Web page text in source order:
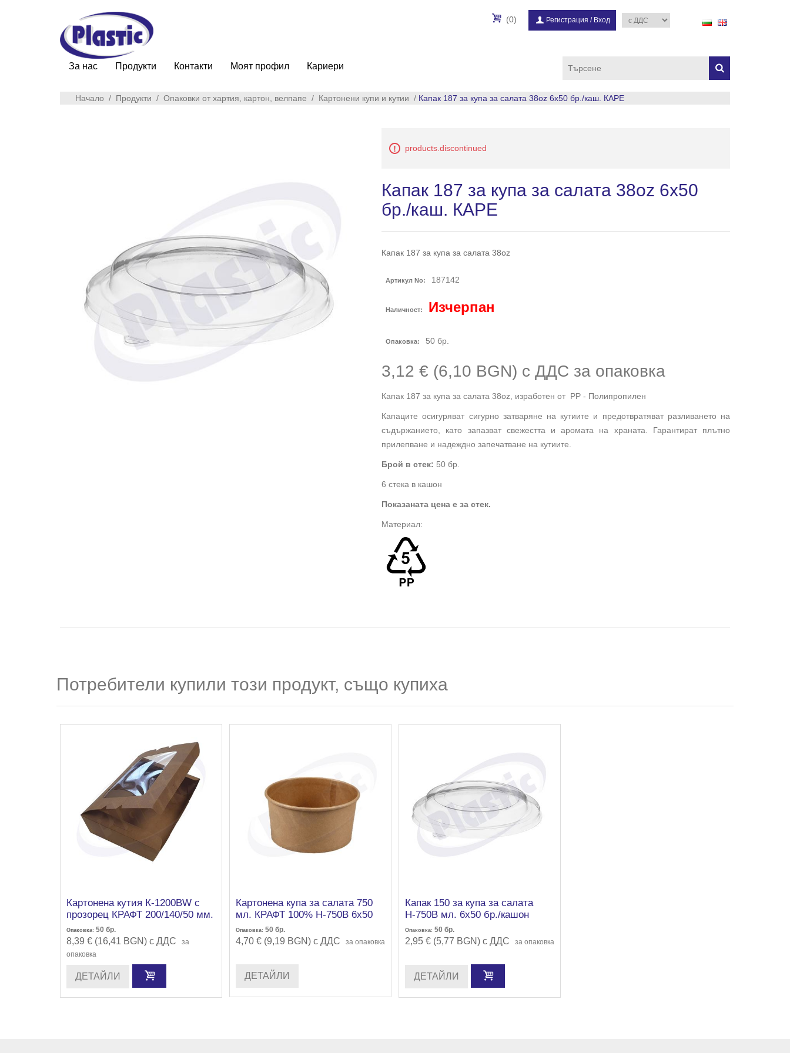
(0) Регистрация / Вход
За нас Продукти Контакти Моят профил Кариери
Начало / Продукти / Опаковки от хартия, картон, велпапе / Картонени купи и кутии / Капак 187 за купа за салата 38oz 6х50 бр./каш. КАРЕ
products.discontinued
Капак 187 за купа за салата 38oz 6х50
бр./каш. КАРЕ
Капак 187 за купа за салата 38oz
Артикул No: 187142
Наличност: Изчерпан
Опаковка: 50 бр.
3,12 € (6,10 BGN) с ДДС за опаковка
Капак 187 за купа за салата 38oz, изработен от PP - Полипропилен
Капаците осигуряват сигурно затваряне на кутиите и предотвратяват разливането на
съдържанието, като запазват свежестта и аромата на храната. Гарантират плътно
прилепване и надеждно запечатване на кутиите.
Брой в стек: 50 бр.
6 стека в кашон
Показаната цена е за стек.
Материал:
Потребители купили този продукт, също купиха
Картонена кутия К-1200ВW с
прозорец КРАФТ 200/140/50 мм.
4х50 бр./кашон
Опаковка: 50 бр.
8,39 € (16,41 BGN) с ДДС
за
опаковка
ДЕТАЙЛИ
Картонена купа за салата 750
мл. КРАФТ 100% Н-750В 6х50
бр./кашон, ф150/60 мм.
Опаковка: 50 бр.
4,70 € (9,19 BGN) с ДДС за опаковка
ДЕТАЙЛИ
Капак 150 за купа за салата
Н-750В мл. 6х50 бр./кашон
Опаковка: 50 бр.
2,95 € (5,77 BGN) с ДДС за опаковка
ДЕТАЙЛИ